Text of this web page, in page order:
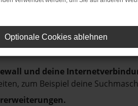
ERROR
aufgetreten.
die dir helfen können:
und deine
zum Beispiel deine
Optionale Cookies ablehnen